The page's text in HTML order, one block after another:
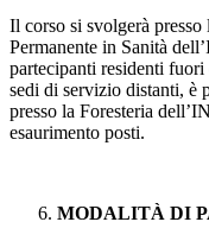
Il corso si svolgerà
Permanente in Sanità
partecipanti residenti
sedi di servizio distanti, è
presso la Foresteria
esaurimento posti.
MODALITÀ DI